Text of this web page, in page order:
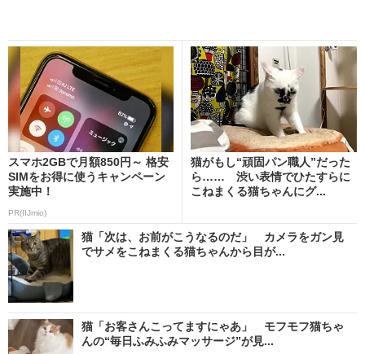
スマホ2GBで月額850円～ 格安
SIMをお得に使うキャンペーン
実施中！
PR(IIJmio)
猫がもし“頑固パン職人”だった
ら…… 渋い表情でひたすらに
こねまくる猫ちゃんにグ...
猫「次は、お前がこうなるのだ」 カメラをガン見
でサメをこねまくる猫ちゃんから目が...
猫「お客さんこってますにゃあ」 モフモフ猫ちゃ
んの“毎日ふみふみマッサージ”が見...